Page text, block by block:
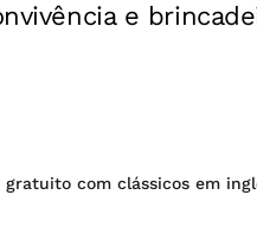
e
gratuito com clássicos em